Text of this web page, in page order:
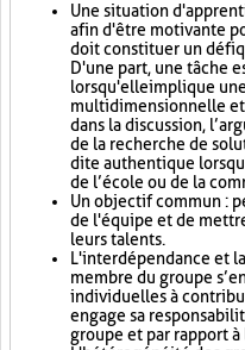
Une situation
afin d'être motivante
doit constituer un défi
D'une part, une tâche
lorsqu'elle implique
multidimensionnelle
dans la discussion,
de la recherche de
dite authentique
de l’école ou de la
Un objectif commun :
de l'équipe et de
leurs talents.
L'interdépendance et
membre du groupe
individuelles à
engage sa
groupe et par rapport